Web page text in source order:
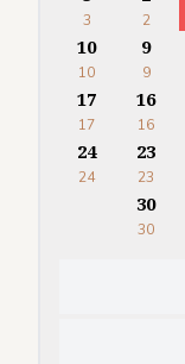
2
3
9
9
10
10
16
16
17
17
23
23
24
24
30
30